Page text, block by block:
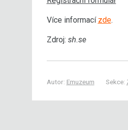
Více informací zde.
Zdroj: sh.se
Autor: Emuzeum Sekce: